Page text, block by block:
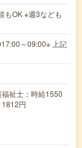
もOK ※週3なども
～09:00※ 上記
祉士：時給1550
円